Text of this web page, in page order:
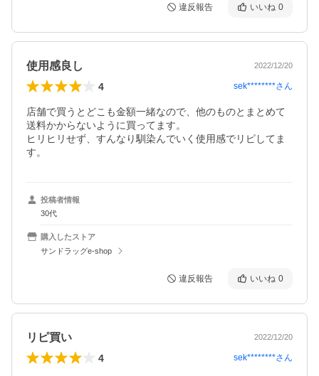
違反報告 いいね 0
使用感良し 2022/12/20
4 sek********さん
店舗で買うとどこも金額一緒なので、他のものとまとめて
送料かからないように買ってます。
ヒリヒリせず、すんなり馴染んでいく使用感でリピしてま
す。
投稿者情報
30代
購入したストア
サンドラッグe-shop
違反報告 いいね 0
リピ買い 2022/12/20
4 sek********さん